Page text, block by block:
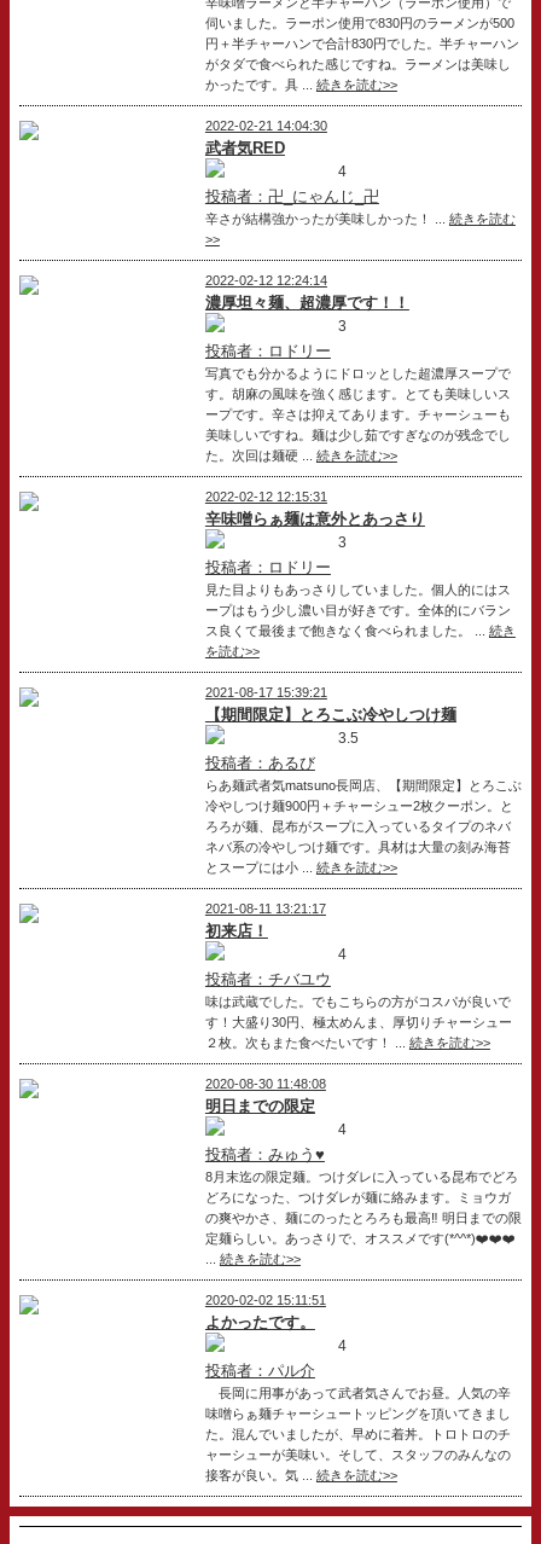
伺いました。ラーポン使用で830円のラーメンが500
円＋半チャーハンで合計830円でした。半チャーハン
がタダで食べられた感じですね。ラーメンは美味し
かったです。具 ... 続きを読む>>
2022-02-21 14:04:30
武者気RED
4
投稿者：卍_にゃんじ_卍
辛さが結構強かったが美味しかった！ ... 続きを読む
>>
2022-02-12 12:24:14
濃厚坦々麺、超濃厚です！！
3
投稿者：ロドリー
写真でも分かるようにドロッとした超濃厚スープで
す。胡麻の風味を強く感じます。とても美味しいス
ープです。辛さは抑えてあります。チャーシューも
美味しいですね。麺は少し茹ですぎなのが残念でし
た。次回は麺硬 ... 続きを読む>>
2022-02-12 12:15:31
辛味噌らぁ麺は意外とあっさり
3
投稿者：ロドリー
見た目よりもあっさりしていました。個人的にはス
ープはもう少し濃い目が好きです。全体的にバラン
ス良くて最後まで飽きなく食べられました。 ... 続き
を読む>>
2021-08-17 15:39:21
【期間限定】とろこぶ冷やしつけ麺
3.5
投稿者：あるび
らあ麺武者気matsuno長岡店、【期間限定】とろこぶ
冷やしつけ麺900円＋チャーシュー2枚クーポン。と
ろろが麺、昆布がスープに入っているタイプのネバ
ネバ系の冷やしつけ麺です。具材は大量の刻み海苔
とスープには小 ... 続きを読む>>
2021-08-11 13:21:17
初来店！
4
投稿者：チバユウ
味は武蔵でした。でもこちらの方がコスパが良いで
す！大盛り30円、極太めんま、厚切りチャーシュー
２枚。次もまた食べたいです！ ... 続きを読む>>
2020-08-30 11:48:08
明日までの限定
4
投稿者：みゅう♥
8月末迄の限定麺。つけダレに入っている昆布でどろ
どろになった、つけダレが麺に絡みます。ミョウガ
の爽やかさ、麺にのったとろろも最高‼️ 明日までの限
定麺らしい。あっさりで、オススメです(*^^*)❤️❤️❤️
続きを読む>>
2020-02-02 15:11:51
よかったです。
4
投稿者：パル介
長岡に用事があって武者気さんでお昼。人気の辛
味噌らぁ麺チャーシュートッピングを頂いてきまし
た。混んでいましたが、早めに着丼。トロトロのチ
ャーシューが美味い。そして、スタッフのみんなの
接客が良い。気 ... 続きを読む>>